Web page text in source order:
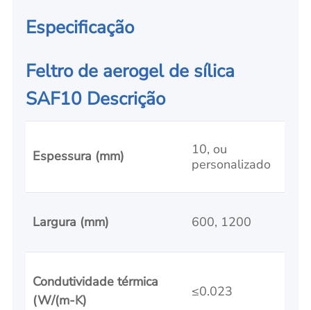
Especificação
Feltro de aerogel de sílica
SAF10 Descrição
Espessura (mm)
10, ou
personalizado
Largura (mm) 600, 1200
Condutividade térmica
(W/(m-K)
≤0.023